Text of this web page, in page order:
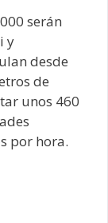
serán
y
desde
de
unos 460
por hora.